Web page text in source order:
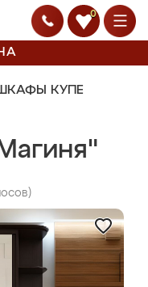
0
КУПЕ